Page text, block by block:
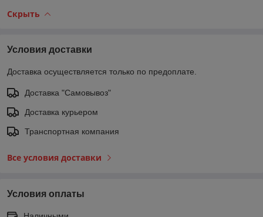
Скрыть
Условия доставки
Доставка осуществляется только по предоплате.
Доставка "Самовывоз"
Доставка курьером
Транспортная компания
Все условия доставки
Условия оплаты